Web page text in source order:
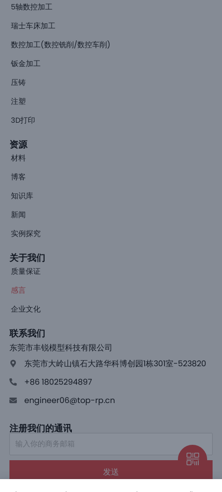
5轴数控加工
瑞士车床加工
数控加工(数控铣削/数控车削)
钣金加工
压铸
注塑
3D打印
资源
材料
博客
知识库
新闻
实例探究
关于我们
质量保证
感言
企业文化
联系我们
东莞市丰锐模型科技有限公司
东莞市大岭山镇石大路华科博创园1栋301室-523820
+86 18025294897
engineer06@top-rp.cn
注册我们的通讯
发送